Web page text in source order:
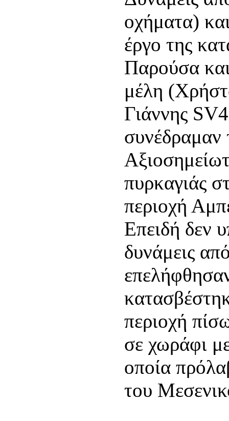
οχήματα)
έργο της
Παρούσα
μέλη
Γιάννης
συνέδραμαν
πυρκαγιάς
περιοχή
Επειδή δεν
δυνάμεις
περιοχή
σε χωράφι
οποία
του